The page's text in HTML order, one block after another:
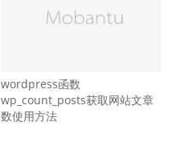
wordpress函数
wp_count_posts获取网站文章
数使用方法